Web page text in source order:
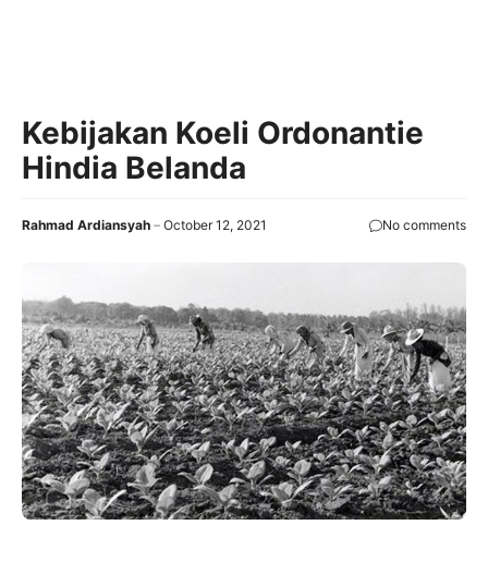
Kebijakan Koeli Ordonantie
Hindia Belanda
Rahmad Ardiansyah October 12, 2021 No comments